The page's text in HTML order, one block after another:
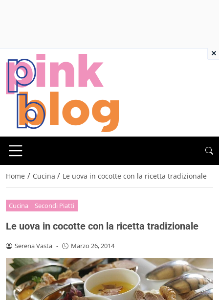
Home / Cucina / Le uova in cocotte con la ricetta tradizionale
Cucina Secondi Piatti
Le uova in cocotte con la ricetta tradizionale
Serena Vasta - Marzo 26, 2014
×